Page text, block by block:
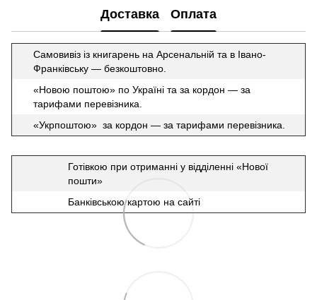
Доставка Оплата
Самовивіз із книгарень на Арсенальній та в Івано-
Франківську — безкоштовно.
«Новою поштою» по Україні та за кордон — за
тарифами перевізника.
«Укрпоштою» за кордон — за тарифами перевізника.
Готівкою при отриманні у відділенні «Нової
пошти»
Банківською картою на сайті